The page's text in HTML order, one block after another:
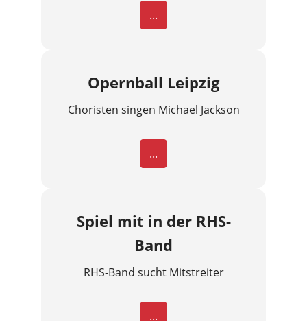
...
Opernball Leipzig
Choristen singen Michael Jackson
...
Spiel mit in der RHS-
Band
RHS-Band sucht Mitstreiter
...